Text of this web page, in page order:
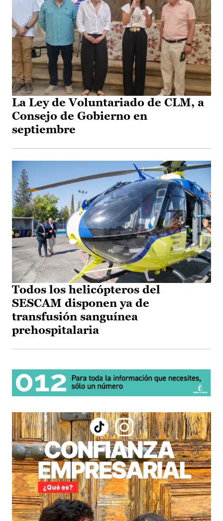
La Ley de Voluntariado de CLM, a
Consejo de Gobierno en
septiembre
Todos los helicópteros del
SESCAM disponen ya de
transfusión sanguínea
prehospitalaria